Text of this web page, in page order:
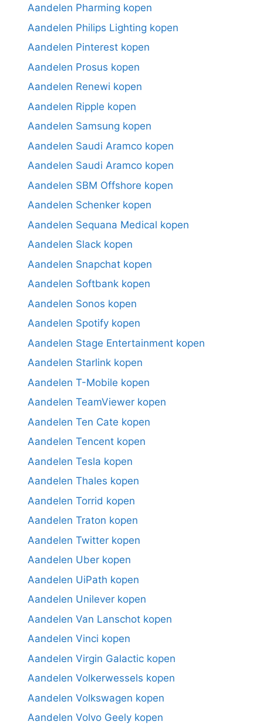
Aandelen Pharming kopen
Aandelen Philips Lighting kopen
Aandelen Pinterest kopen
Aandelen Prosus kopen
Aandelen Renewi kopen
Aandelen Ripple kopen
Aandelen Samsung kopen
Aandelen Saudi Aramco kopen
Aandelen Saudi Aramco kopen
Aandelen SBM Offshore kopen
Aandelen Schenker kopen
Aandelen Sequana Medical kopen
Aandelen Slack kopen
Aandelen Snapchat kopen
Aandelen Softbank kopen
Aandelen Sonos kopen
Aandelen Spotify kopen
Aandelen Stage Entertainment kopen
Aandelen Starlink kopen
Aandelen T-Mobile kopen
Aandelen TeamViewer kopen
Aandelen Ten Cate kopen
Aandelen Tencent kopen
Aandelen Tesla kopen
Aandelen Thales kopen
Aandelen Torrid kopen
Aandelen Traton kopen
Aandelen Twitter kopen
Aandelen Uber kopen
Aandelen UiPath kopen
Aandelen Unilever kopen
Aandelen Van Lanschot kopen
Aandelen Vinci kopen
Aandelen Virgin Galactic kopen
Aandelen Volkerwessels kopen
Aandelen Volkswagen kopen
Aandelen Volvo Geely kopen